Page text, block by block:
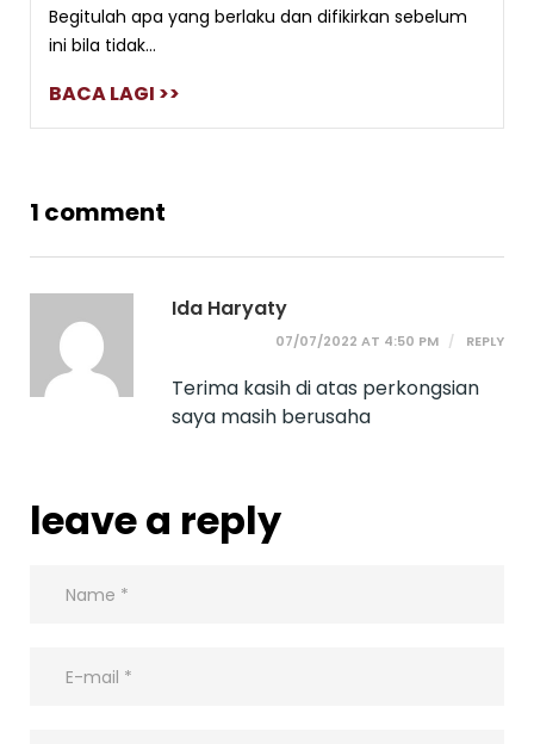
Begitulah apa yang berlaku dan difikirkan sebelum
ini bila tidak...
BACA LAGI >>
1 comment
Ida Haryaty
07/07/2022 AT 4:50 PM REPLY
Terima kasih di atas perkongsian
saya masih berusaha
leave a reply